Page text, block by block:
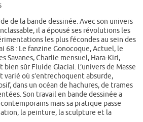
de la bande dessinée. Avec son univers
il a épousé ses révolutions les
les plus fécondes au sein des
68 : Le fanzine Gonocoque, Actuel, le
Savanes, Charlie mensuel, Hara-Kiri,
sûr Fluide Glacial. L’univers de Masse
où s’entrechoquent absurde,
dans un océan de hachures, de trames
Son travail en bande dessinée a
mais sa pratique passe
la peinture, la sculpture et la